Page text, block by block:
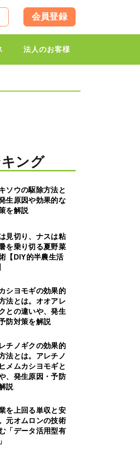
会員登録
法人のお客様
ング
ソウの駆除方法と
生原因や効果的な
を解説
見切り、ナスは粘
を乗り切る夏野菜
【DIY的半農生活
シヨモギの効果的
法とは。オオアレ
との違いや、発生
防対策を解説
チノギクの効果的
法とは。アレチノ
メムカシヨモギと
、発生原因・予防
説
を上回る単収と安
元オムロンの技術
「データ活用型有